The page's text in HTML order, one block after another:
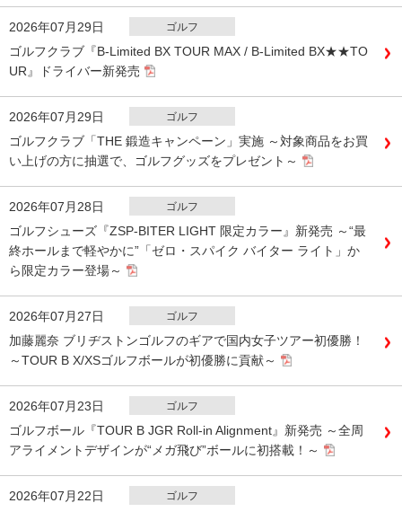
2026年07月29日 ゴルフ
ゴルフクラブ『B-Limited BX TOUR MAX / B-Limited BX★★TO
UR』ドライバー新発売
2026年07月29日 ゴルフ
ゴルフクラブ「THE 鍛造キャンペーン」実施 ～対象商品をお買
い上げの方に抽選で、ゴルフグッズをプレゼント～
2026年07月28日 ゴルフ
ゴルフシューズ『ZSP-BITER LIGHT 限定カラー』新発売 ～“最
終ホールまで軽やかに”「ゼロ・スパイク バイター ライト」か
ら限定カラー登場～
2026年07月27日 ゴルフ
加藤麗奈 ブリヂストンゴルフのギアで国内女子ツアー初優勝！
～TOUR B X/XSゴルフボールが初優勝に貢献～
2026年07月23日 ゴルフ
ゴルフボール『TOUR B JGR Roll-in Alignment』新発売 ～全周
アライメントデザインが“メガ飛び”ボールに初搭載！～
2026年07月22日 ゴルフ